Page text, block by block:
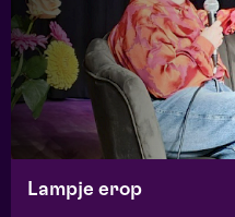
Lampje erop